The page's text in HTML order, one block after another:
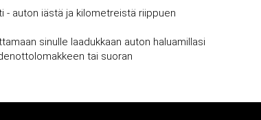
- auton iästä ja kilometreistä riippuen
sinulle laadukkaan auton haluamillasi
tai suoran